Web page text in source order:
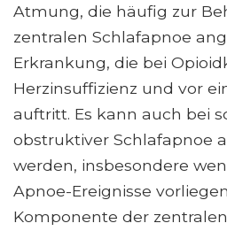
Atmung, die häufig zur
zentralen Schlafapnoe
Erkrankung, die bei
Herzinsuffizienz und vor
auftritt. Es kann auch bei
obstruktiver Schlafapnoe
werden, insbesondere
Apnoe-Ereignisse
Komponente der